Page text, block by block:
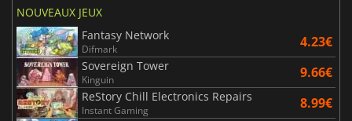
NOUVEAUX JEUX
Fantasy Network
Difmark 4.23€
Sovereign Tower
Kinguin 9.66€
ReStory Chill Electronics Repairs
Instant Gaming 8.99€